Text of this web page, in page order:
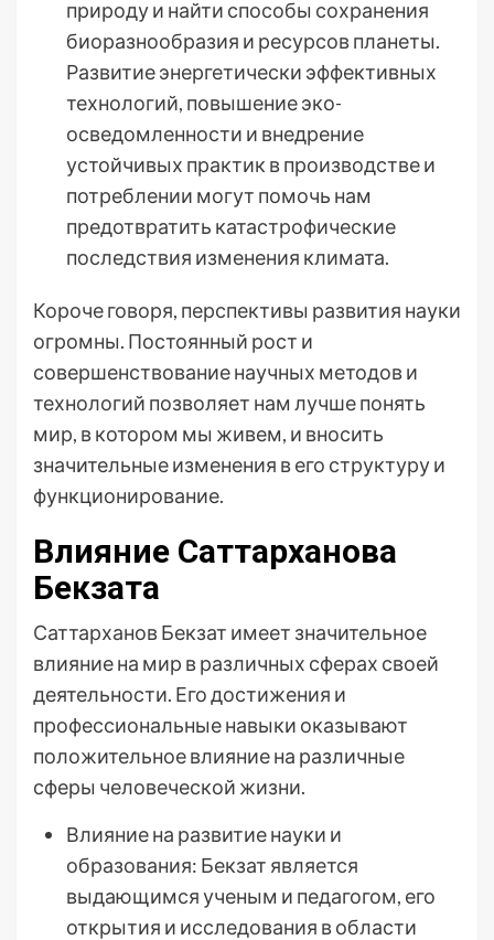
природу и найти способы сохранения
биоразнообразия и ресурсов планеты.
Развитие энергетически эффективных
технологий, повышение эко-
осведомленности и внедрение
устойчивых практик в производстве и
потреблении могут помочь нам
предотвратить катастрофические
последствия изменения климата.
Короче говоря, перспективы развития науки
огромны. Постоянный рост и
совершенствование научных методов и
технологий позволяет нам лучше понять
мир, в котором мы живем, и вносить
значительные изменения в его структуру и
функционирование.
Влияние Саттарханова
Бекзата
Саттарханов Бекзат имеет значительное
влияние на мир в различных сферах своей
деятельности. Его достижения и
профессиональные навыки оказывают
положительное влияние на различные
сферы человеческой жизни.
Влияние на развитие науки и
образования: Бекзат является
выдающимся ученым и педагогом, его
открытия и исследования в области